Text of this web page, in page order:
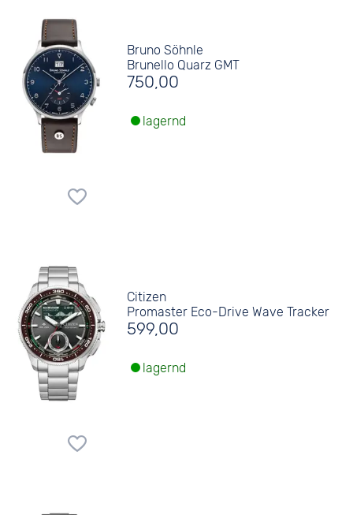
Bruno Söhnle
Brunello Quarz GMT
750,00
lagernd
Citizen
Promaster Eco-Drive Wave Tracker
599,00
lagernd